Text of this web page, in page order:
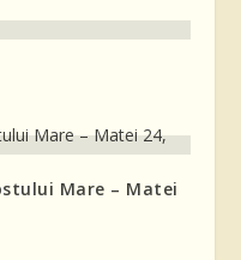
Mare – Matei